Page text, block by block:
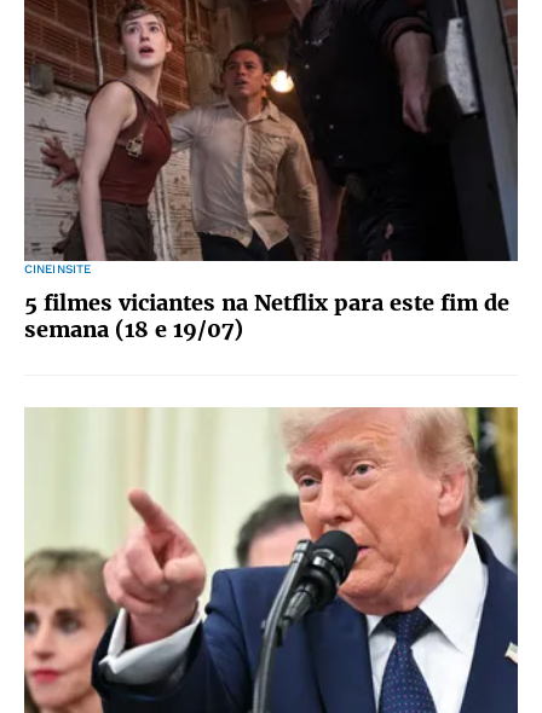
CINEINSITE
5 filmes viciantes na Netflix para este fim de
semana (18 e 19/07)